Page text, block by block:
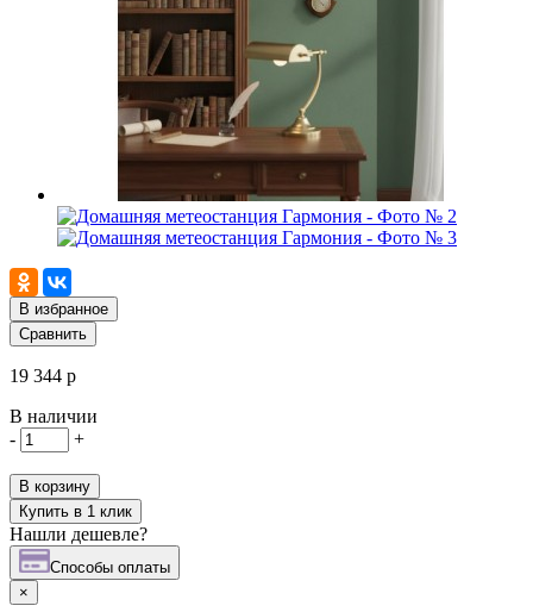
В избранное
Сравнить
19 344 р
В наличии
-
+
В корзину
Купить в 1 клик
Нашли дешевле?
Cпособы оплаты
×